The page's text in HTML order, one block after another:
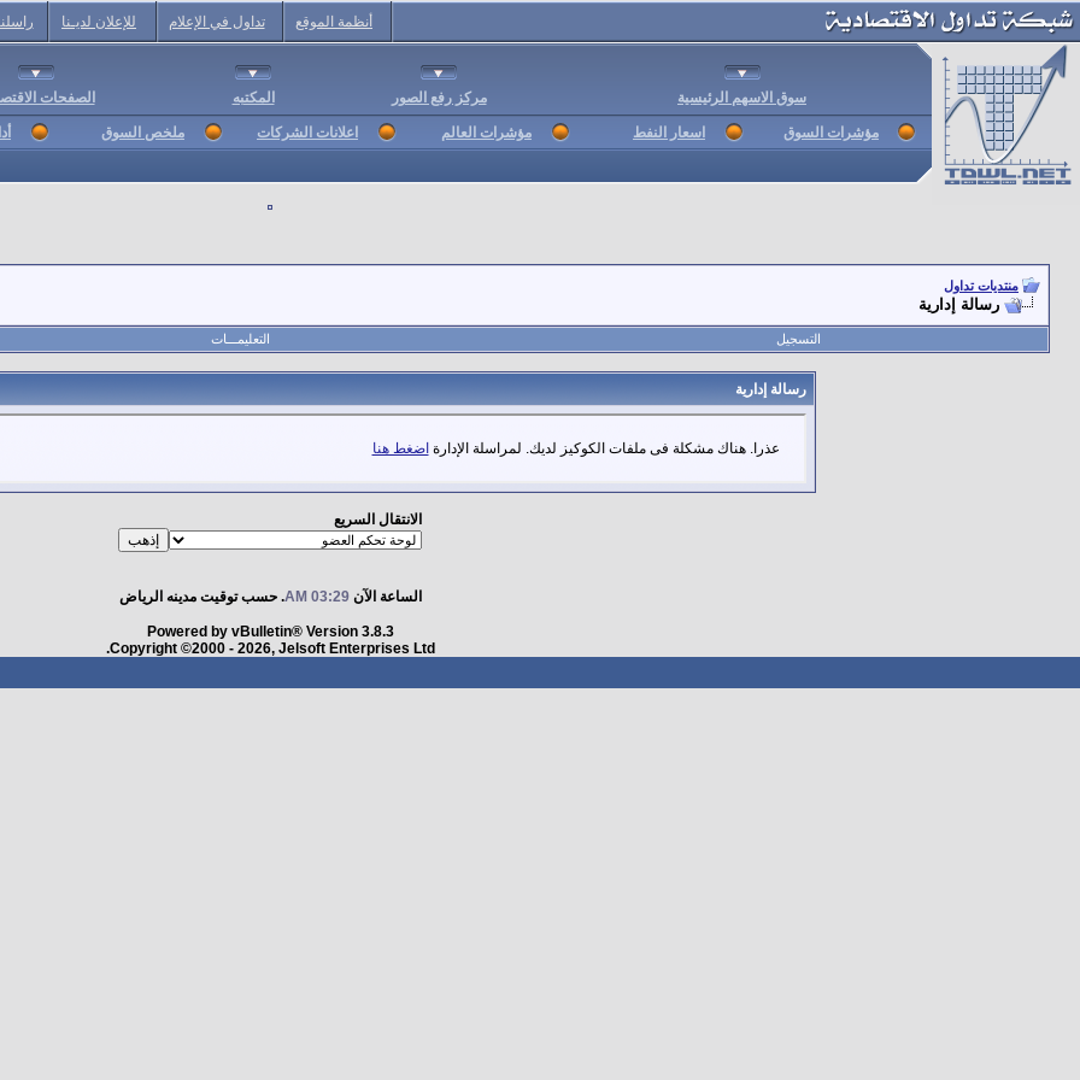
أنظمة الموقع تداول في الإعلام للإعلان لديـنا
سوق الاسهم الرئيسية مركز رفع الصور المكتبه الصفحات
مؤشرات السوق اسعار النفط مؤشرات العالم اعلانات الشركات ملخص السوق
منتديات تداول
رسالة إدارية
التسجيل التعليمـــات
رسالة إدارية
عذرا. هناك مشكلة فى ملفات الكوكيز لديك. لمراسلة الإدارة اضغط هنا
الانتقال السريع
الساعة الآن03:29 AM . حسب توقيت مدينه الرياض
Powered by vBulletin® Version 3.8.3
Copyright ©2000 - 2026, Jelsoft Enterprises Ltd.